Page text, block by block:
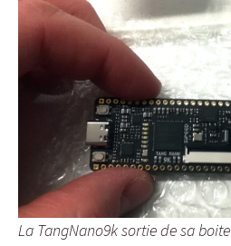
La TangNano9k sortie de sa boite